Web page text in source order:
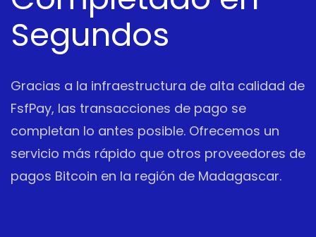
Segundos
Gracias a la infraestructura de alta calidad de
FsfPay, las transacciones de pago se
completan lo antes posible. Ofrecemos un
servicio más rápido que otros proveedores de
pagos Bitcoin en la región de Madagascar.